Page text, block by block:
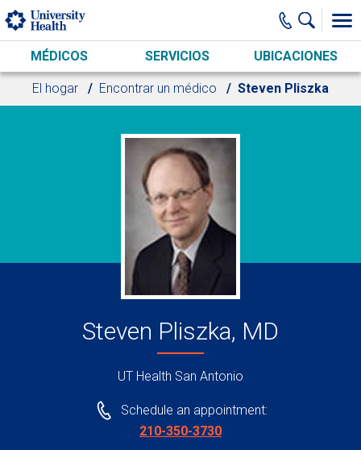
Skip to main content
MÉDICOS SERVICIOS UBICACIONES
El hogar Encontrar un médico Steven Pliszka
Steven Pliszka, MD
UT Health San Antonio
Schedule an appointment:
210-350-3730